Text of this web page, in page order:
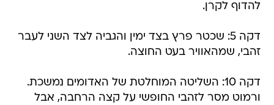
להדוף לקרן.
דקה 5: שכטר פרץ בצד ימין והגביה לצד השני לעבר
זהבי, שמהאוויר בעט החוצה.
דקה 10: השליטה המוחלטת של האדומים נמשכת.
ורמוט מסר לזהבי החופשי על קצה הרחבה, אבל